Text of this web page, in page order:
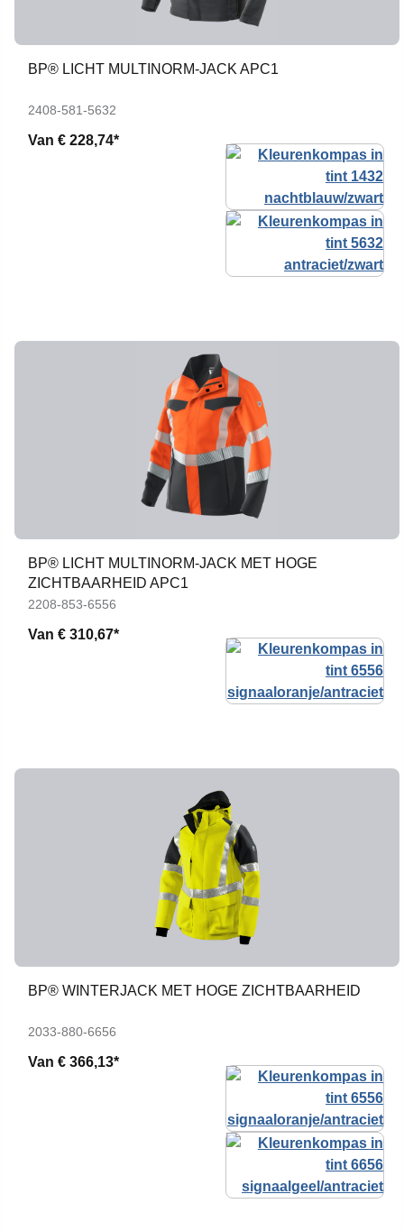
BP® LICHT MULTINORM-JACK APC1
2408-581-5632
Van € 228,74*
BP® LICHT MULTINORM-JACK MET HOGE
ZICHTBAARHEID APC1
2208-853-6556
Van € 310,67*
BP® WINTERJACK MET HOGE ZICHTBAARHEID
2033-880-6656
Van € 366,13*